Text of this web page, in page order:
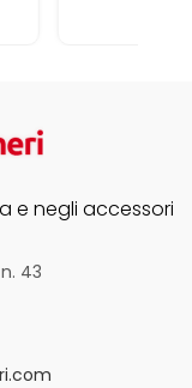
e negli accessori
43